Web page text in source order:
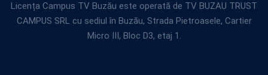
Licența Campus TV Buzău este operată de TV BUZAU TRUST
CAMPUS SRL cu sediul în Buzău, Strada Pietroasele, Cartier
Micro III, Bloc D3, etaj 1.